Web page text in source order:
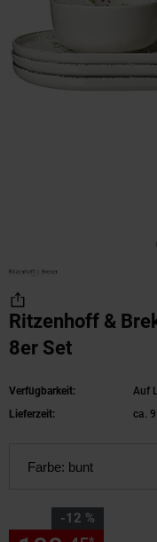
Ritzenhoff &
8er Set
Verfügbarkeit:
Auf
Lieferzeit:
ca.
Farbe: bunt
-12 %
Sie Sparen 12 Prozent,